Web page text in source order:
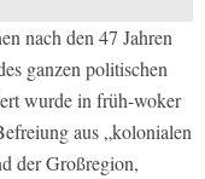
nach den 47 Jahren
ganzen politischen
wurde in früh-woker
aus „kolonialen
der Großregion,